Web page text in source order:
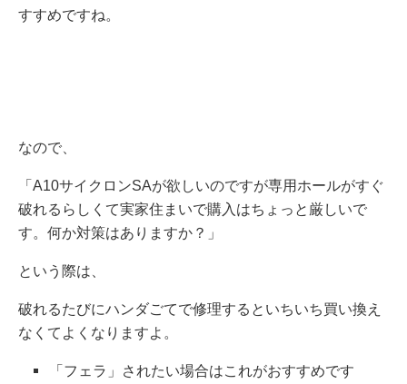
すすめですね。
なので、
「A10サイクロンSAが欲しいのですが専用ホールがすぐ
破れるらしくて実家住まいで購入はちょっと厳しいで
す。何か対策はありますか？」
という際は、
破れるたびにハンダごてで修理するといちいち買い換え
なくてよくなりますよ。
「フェラ」されたい場合はこれがおすすめです